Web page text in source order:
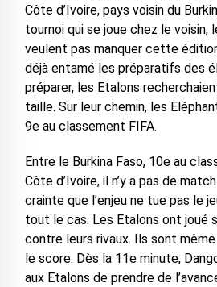
Côte d’Ivoire, pays voisin du
tournoi qui se joue chez le voisin,
veulent pas manquer cette
déjà entamé les préparatifs des
préparer, les Etalons
taille. Sur leur chemin, les
9e au classement FIFA.
Entre le Burkina Faso, 10e au
Côte d’Ivoire, il n’y a pas de
crainte que l’enjeu ne tue pas le
tout le cas. Les Etalons ont joué
contre leurs rivaux. Ils sont
le score. Dès la 11e minute,
aux Etalons de prendre de